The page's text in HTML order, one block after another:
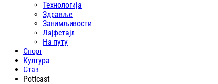
Технологија
Здравље
Занимљивости
Лајфстajл
На путу
Спорт
Култура
Став
Pottcast